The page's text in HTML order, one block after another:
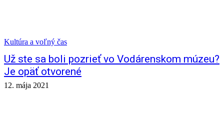
Kultúra a voľný čas
Už ste sa boli pozrieť vo Vodárenskom múzeu?
Je opäť otvorené
12. mája 2021